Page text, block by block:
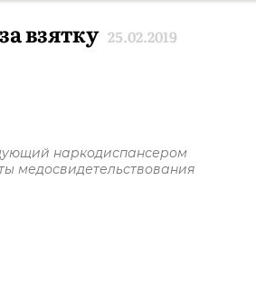
взятку 25.02.2019
наркодиспансером
медосвидетельствования